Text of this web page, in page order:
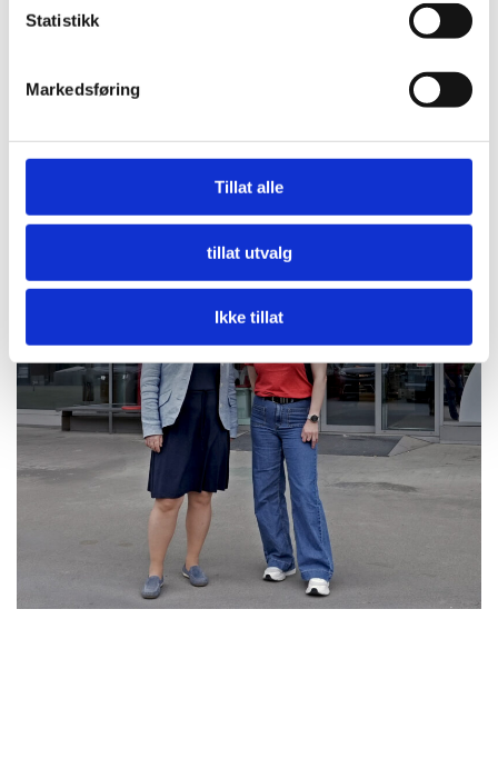
Statistikk
Markedsføring
Tillat alle
tillat utvalg
Ikke tillat
Nå må offentlige innkjøpere etterspørre miljø
LES MER